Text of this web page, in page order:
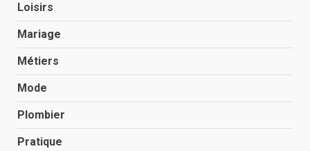
Loisirs
Mariage
Métiers
Mode
Plombier
Pratique